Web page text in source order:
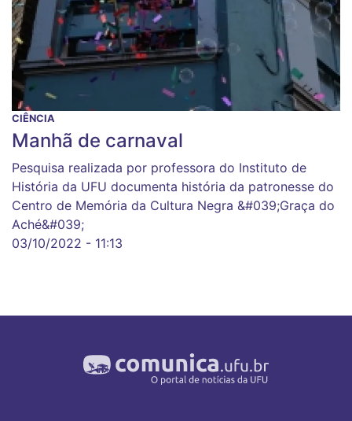
CIÊNCIA
Manhã de carnaval
Pesquisa realizada por professora do Instituto de
História da UFU documenta história da patronesse do
Centro de Memória da Cultura Negra &#039;Graça do
Aché&#039;
03/10/2022 - 11:13